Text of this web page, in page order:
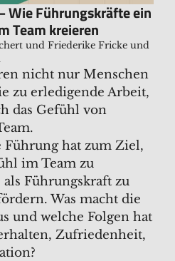
Wie Führungskräfte ein
Team kreieren
und Friederike Fricke und
nicht nur Menschen
zu erledigende Arbeit,
das Gefühl von
hat zum Ziel,
im Team zu
Führungskraft zu
Was macht die
und welche Folgen hat
Zufriedenheit,